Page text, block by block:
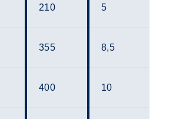
210 5
355 8,5
400 10